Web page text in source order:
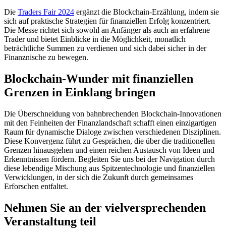
Die Traders Fair 2024 ergänzt die Blockchain-Erzählung, indem sie
sich auf praktische Strategien für finanziellen Erfolg konzentriert.
Die Messe richtet sich sowohl an Anfänger als auch an erfahrene
Trader und bietet Einblicke in die Möglichkeit, monatlich
beträchtliche Summen zu verdienen und sich dabei sicher in der
Finanznische zu bewegen.
Blockchain-Wunder mit finanziellen
Grenzen in Einklang bringen
Die Überschneidung von bahnbrechenden Blockchain-Innovationen
mit den Feinheiten der Finanzlandschaft schafft einen einzigartigen
Raum für dynamische Dialoge zwischen verschiedenen Disziplinen.
Diese Konvergenz führt zu Gesprächen, die über die traditionellen
Grenzen hinausgehen und einen reichen Austausch von Ideen und
Erkenntnissen fördern. Begleiten Sie uns bei der Navigation durch
diese lebendige Mischung aus Spitzentechnologie und finanziellen
Verwicklungen, in der sich die Zukunft durch gemeinsames
Erforschen entfaltet.
Nehmen Sie an der vielversprechenden
Veranstaltung teil